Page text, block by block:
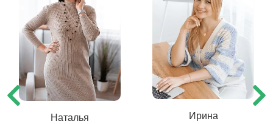
Наталья Ирина